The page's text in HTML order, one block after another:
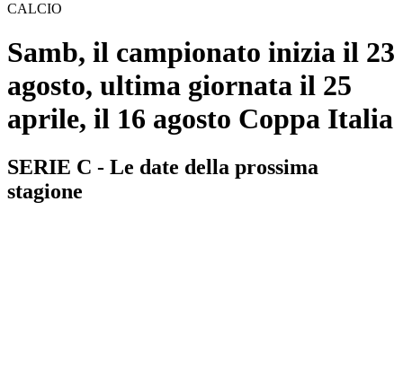
CALCIO
Samb, il campionato inizia il 23
agosto, ultima giornata il 25
aprile, il 16 agosto Coppa Italia
SERIE C - Le date della prossima
stagione